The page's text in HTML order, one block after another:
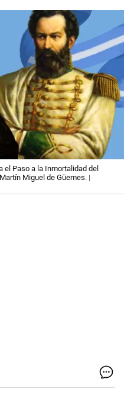
el Paso a la Inmortalidad del
Miguel de Güemes. |